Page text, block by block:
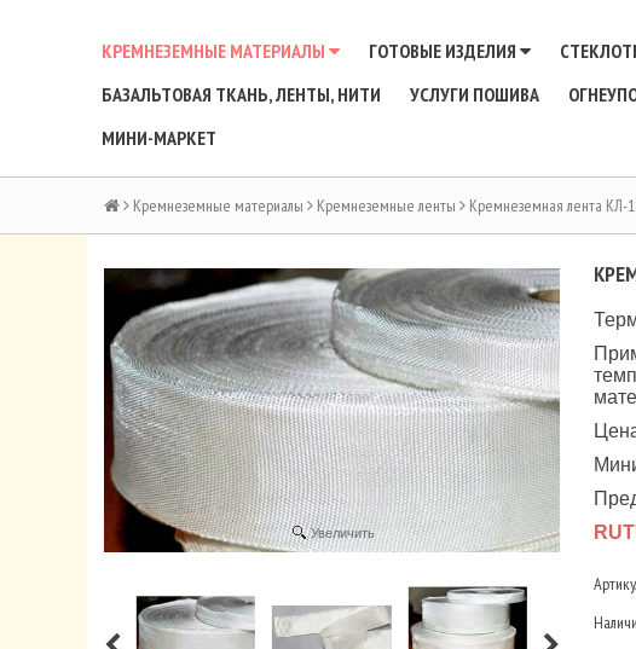
КРЕМНЕЗЕМНЫЕ МАТЕРИАЛЫ ГОТОВЫЕ ИЗДЕЛИЯ
БАЗАЛЬТОВАЯ ТКАНЬ, ЛЕНТЫ, НИТИ
УСЛУГИ ПОШИВА
МИНИ-МАРКЕТ
Кремнеземные материалы Кремнеземные ленты Кремнеземная лента КЛ-
Увеличить